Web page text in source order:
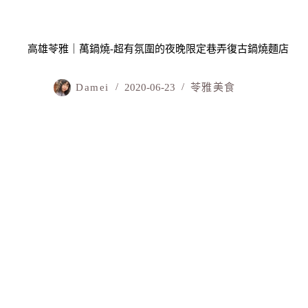
高雄苓雅｜萬鍋燒-超有氛圍的夜晚限定巷弄復古鍋燒麵店
Damei 2020-06-23 苓雅美食